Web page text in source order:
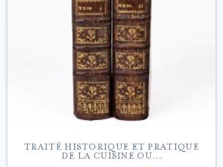
TRAITÉ HISTORIQUE ET PRATIQUE
DE LA CUISINE OU...